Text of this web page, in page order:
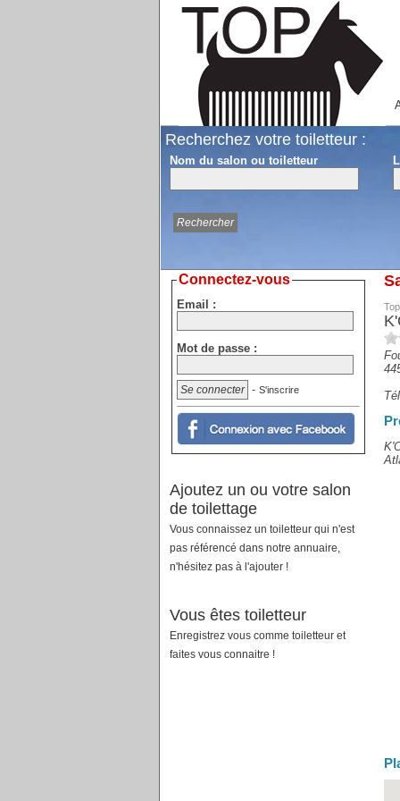
Recherchez votre toiletteur :
Nom du salon ou toiletteur
Connectez-vous
Email :
Mot de passe :
- S'inscrire
Ajoutez un ou votre salon
de toilettage
Vous connaissez un toiletteur qui n'est
pas référencé dans notre annuaire,
n'hésitez pas à l'ajouter !
Vous êtes toiletteur
Enregistrez vous comme toiletteur et
faites vous connaitre !